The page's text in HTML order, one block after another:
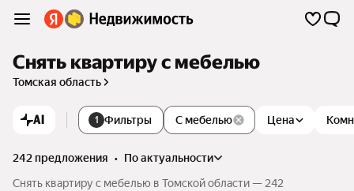
Снять квартиру с мебелью
Томская область
AI 1 Фильтры Цена
С мебелью
242 предложения •
по актуальности
Снять квартиру с мебелью в Томской области — 242